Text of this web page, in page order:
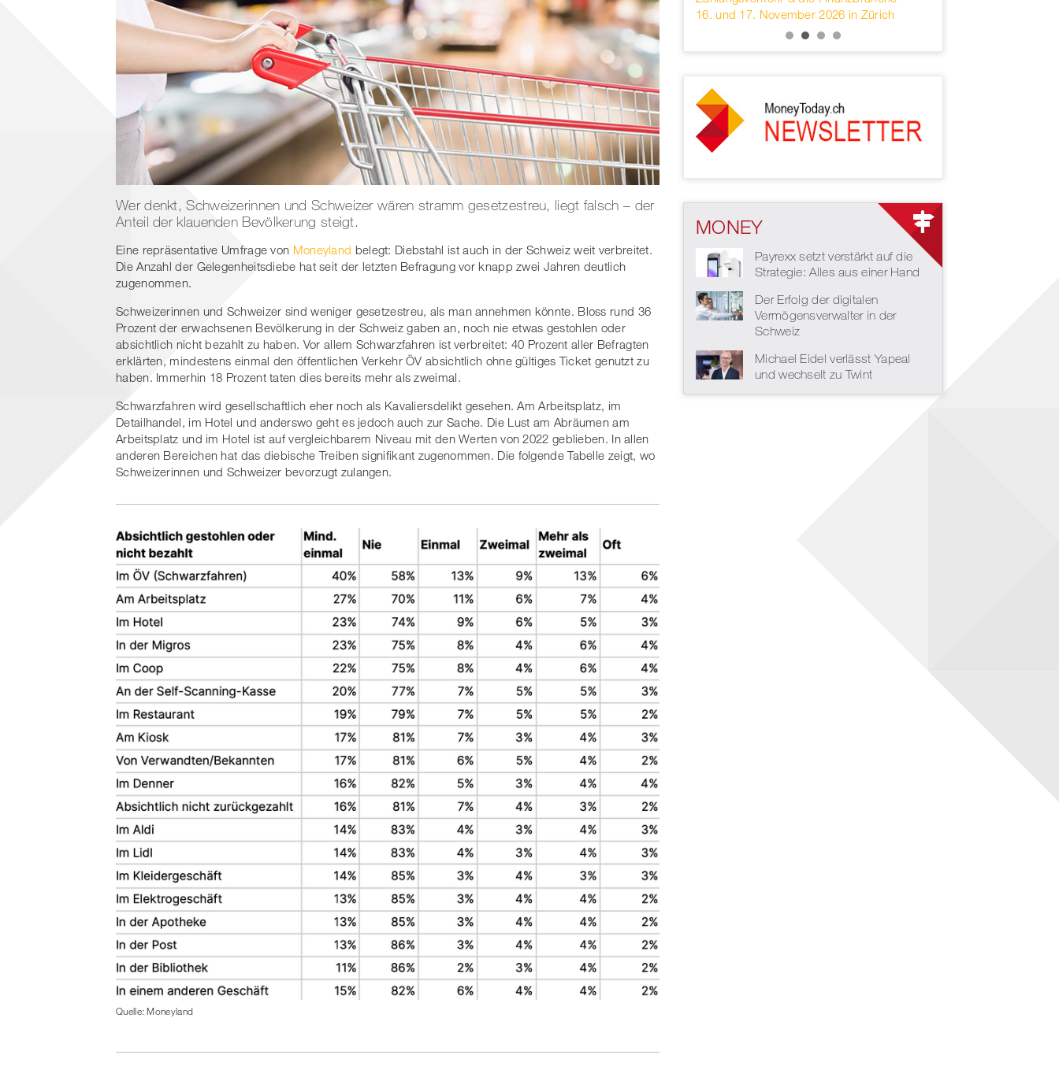
Wer denkt, Schweizerinnen und Schweizer wären stramm gesetzestreu, liegt falsch – der
Anteil der klauenden Bevölkerung steigt.
Eine repräsentative Umfrage von Moneyland belegt: Diebstahl ist auch in der Schweiz weit verbreitet.
Die Anzahl der Gelegenheitsdiebe hat seit der letzten Befragung vor knapp zwei Jahren deutlich
zugenommen.
Schweizerinnen und Schweizer sind weniger gesetzestreu, als man annehmen könnte. Bloss rund 36
Prozent der erwachsenen Bevölkerung in der Schweiz gaben an, noch nie etwas gestohlen oder
absichtlich nicht bezahlt zu haben. Vor allem Schwarzfahren ist verbreitet: 40 Prozent aller Befragten
erklärten, mindestens einmal den öffentlichen Verkehr ÖV absichtlich ohne gültiges Ticket genutzt zu
haben. Immerhin 18 Prozent taten dies bereits mehr als zweimal.
Schwarzfahren wird gesellschaftlich eher noch als Kavaliersdelikt gesehen. Am Arbeitsplatz, im
Detailhandel, im Hotel und anderswo geht es jedoch auch zur Sache. Die Lust am Abräumen am
Arbeitsplatz und im Hotel ist auf vergleichbarem Niveau mit den Werten von 2022 geblieben. In allen
anderen Bereichen hat das diebische Treiben signifikant zugenommen. Die folgende Tabelle zeigt, wo
Schweizerinnen und Schweizer bevorzugt zulangen.
Quelle: Moneyland
16. und 17. November 2026 in Zürich
MONEY
Payrexx setzt verstärkt auf die
Strategie: Alles aus einer Hand
Der Erfolg der digitalen
Vermögensverwalter in der
Schweiz
Michael Eidel verlässt Yapeal
und wechselt zu Twint